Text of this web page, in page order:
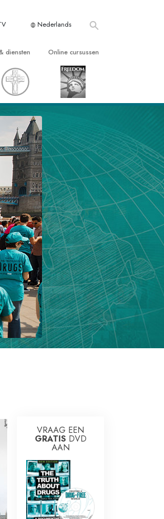
Nederlands
diensten Online cursussen
Conflicten moet Oplossen
van het Bestaan
van Begrip
voor een Gevaarlijke
voor Ziektes en Verwondingen
en Eerlijkheid
van Emoties
voor het Drugsprobleem
bij het Dagelijks Werk
de Condities
van Onderdrukking
van Studeren
VRAAG EEN
GRATIS DVD
AAN